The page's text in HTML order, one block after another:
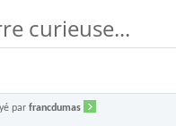
curieuse...
par francdumas